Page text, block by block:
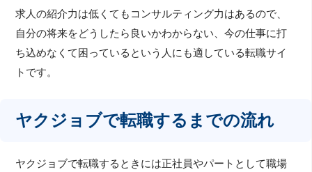
求人の紹介力は低くてもコンサルティング力はあるので、
自分の将来をどうしたら良いかわからない、今の仕事に打
ち込めなくて困っているという人にも適している転職サイ
トです。
ヤクジョブで転職するまでの流れ
ヤクジョブで転職するときには正社員やパートとして職場